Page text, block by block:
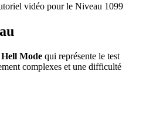
vidéo pour le Niveau 1099
Hell Mode qui représente le test
complexes et une difficulté